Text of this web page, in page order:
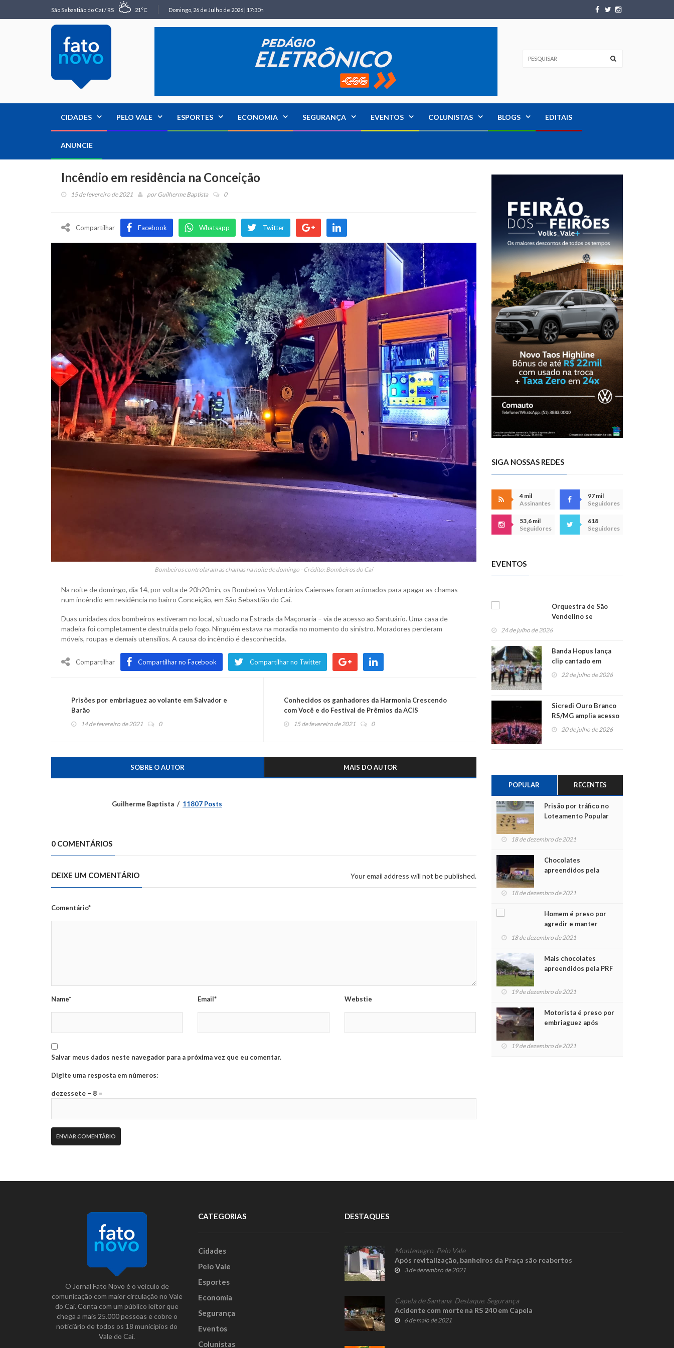
São Sebastião do Caí / RS 21°C Domingo, 26 de Julho de 2026 | 17:30h
CIDADES PELO VALE ESPORTES ECONOMIA SEGURANÇA EVENTOS COLUNISTAS BLOGS EDITAIS
ANUNCIE
Incêndio em residência na Conceição
15 de fevereiro de 2021 porGuilherme Baptista 0
Compartilhar Facebook Whatsapp Twitter
Bombeiros controlaram as chamas na noite de domingo - Crédito: Bombeiros do Caí
Na noite de domingo, dia 14, por volta de 20h20min, os Bombeiros Voluntários Caienses foram acionados para apagar as chamas
num incêndio em residência no bairro Conceição, em São Sebastião do Cai.
Duas unidades dos bombeiros estiveram no local, situado na Estrada da Maçonaria – via de acesso ao Santuário. Uma casa de
madeira foi completamente destruída pelo fogo. Ninguém estava na moradia no momento do sinistro. Moradores perderam
móveis, roupas e demais utensílios. A causa do incêndio é desconhecida.
Compartilhar Compartilhar no Facebook Compartilhar no Twitter
Prisões por embriaguez ao volante em Salvador e
Barão
14 de fevereiro de 2021 0
Conhecidos os ganhadores da Harmonia Crescendo
com Você e do Festival de Prêmios da ACIS
15 de fevereiro de 2021 0
SOBRE O AUTOR MAIS DO AUTOR
Guilherme Baptista 11807 Posts
0 COMENTÁRIOS
DEIXE UM COMENTÁRIO Your email address will not be published.
Comentário*
Name* Email* Webstie
Salvar meus dados neste navegador para a próxima vez que eu comentar.
Digite uma resposta em números:
dezessete − 8 =
SIGA NOSSAS REDES
4 mil
Assinantes
97 mil
Seguidores
53,6 mil
Seguidores
618
Seguidores
EVENTOS
Orquestra de São
Vendelino se
apresenta na
24 de julho de 2026
Banda Hopus lança
clip cantado em
alemão e inglês
22 de julho de 2026
Sicredi Ouro Branco
RS/MG amplia acesso
ao show dos 45 anos
para mais associados
20 de julho de 2026
POPULAR RECENTES
Prisão por tráfico no
Loteamento Popular
18 de dezembro de 2021
Chocolates
apreendidos pela
para crianças na
18 de dezembro de 2021
Homem é preso por
agredir e manter
mulher em cárcere
18 de dezembro de 2021
Mais chocolates
apreendidos pela PRF
crianças no Natal
19 de dezembro de 2021
Motorista é preso por
embriaguez após
feridos
19 de dezembro de 2021
O Jornal Fato Novo é o veículo de
comunicação com maior circulação no Vale
do Caí. Conta com um público leitor que
chega a mais 25.000 pessoas e cobre o
noticiário de todos os 18 municípios do
Vale do Caí.
CATEGORIAS
Cidades
Pelo Vale
Esportes
Economia
Segurança
Eventos
Colunistas
DESTAQUES
Montenegro Pelo Vale
Após revitalização, banheiros da Praça são reabertos
3 de dezembro de 2021
Capela de Santana, Destaque, Segurança
Acidente com morte na RS 240 em Capela
6 de maio de 2021